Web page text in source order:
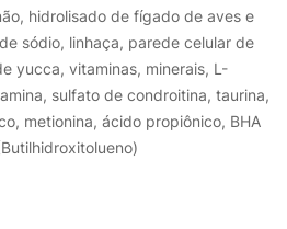
hidrolisado de fígado de aves e
sódio, linhaça, parede celular de
yucca, vitaminas, minerais, L-
sulfato de condroitina, taurina,
metionina, ácido propiônico, BHA